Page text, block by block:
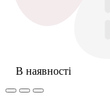
В наявності